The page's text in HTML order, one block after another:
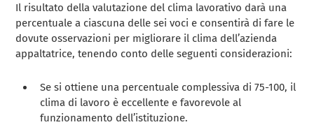
Il risultato della valutazione del clima lavorativo darà una
percentuale a ciascuna delle sei voci e consentirà di fare le
dovute osservazioni per migliorare il clima dell’azienda
appaltatrice, tenendo conto delle seguenti considerazioni:
Se si ottiene una percentuale complessiva di 75-100, il
clima di lavoro è eccellente e favorevole al
funzionamento dell’istituzione.